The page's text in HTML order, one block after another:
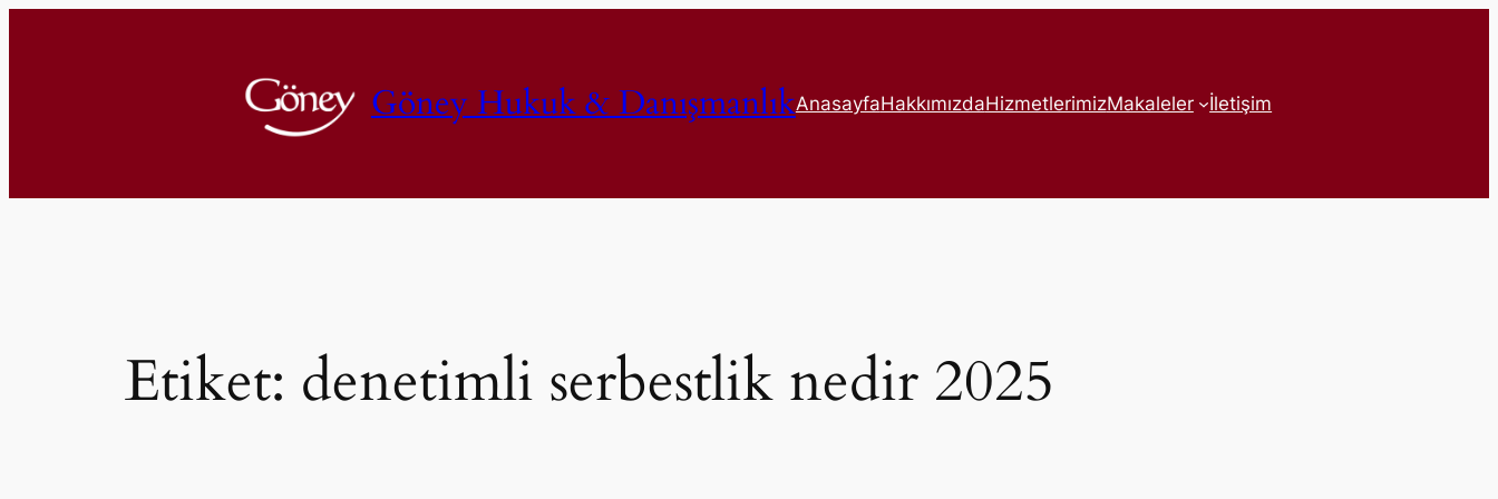
Göney Hukuk & DanışmanlıkAnasayfaHakkımızdaHizmetlerimizMakaleler İletişim
Etiket: denetimli serbestlik nedir 2025